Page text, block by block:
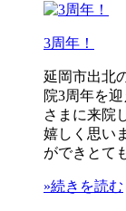
3周年！
延岡市出北
院3周年を
さまに来院
嬉しく思い
ができとて
»続きを読む